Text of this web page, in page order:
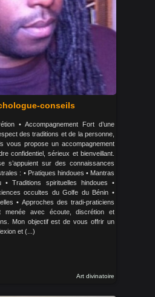
conseils
• Accompagnement Fort d’une
des traditions et de la personne,
vous propose un accompagnement
confidentiel, sérieux et bienveillant.
s’appuient sur des connaissances
: • Pratiques hindoues • Mantras
Traditions spirituelles hindoues •
occultes du Golfe du Bénin •
• Approches des tradi-praticiens
menée avec écoute, discrétion et
Mon objectif est de vous offrir un
et (...)
Art divinatoire